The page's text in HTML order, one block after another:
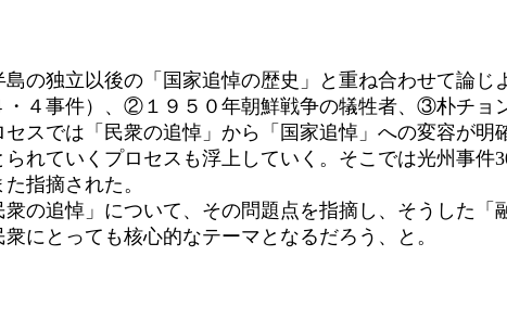
独立以後の「国家追悼の歴史」と重ね合わせて論じ
４事件）、②１９５０年朝鮮戦争の犠牲者、③朴チョ
スでは「民衆の追悼」から「国家追悼」への変容が明
ていくプロセスも浮上していく。そこでは光州事件
指摘された。
追悼」について、その問題点を指摘し、そうした「
民衆にとっても核心的なテーマとなるだろう、と。